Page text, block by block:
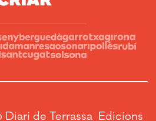
de Terrassa Edicions